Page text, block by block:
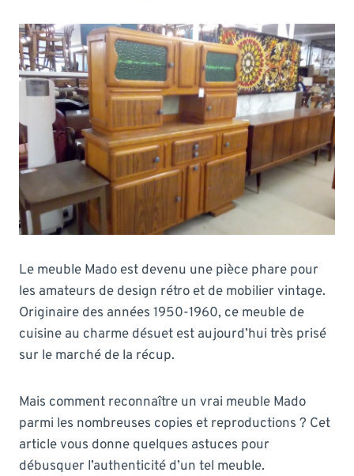
Le meuble Mado est devenu une pièce phare pour
les amateurs de design rétro et de mobilier vintage.
Originaire des années 1950-1960, ce meuble de
cuisine au charme désuet est aujourd’hui très prisé
sur le marché de la récup.
Mais comment reconnaître un vrai meuble Mado
parmi les nombreuses copies et reproductions ? Cet
article vous donne quelques astuces pour
débusquer l’authenticité d’un tel meuble.